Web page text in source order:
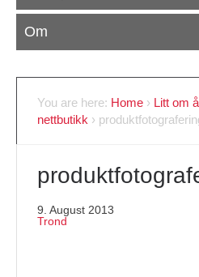
Om
You are here: Home › Litt om
nettbutikk ›
9. August 2013
Trond